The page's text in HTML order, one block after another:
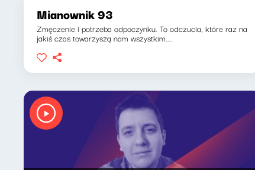
Mianownik 93
Zmęczenie i potrzeba odpoczynku. To odczucia, które raz na
jakiś czas towarzyszą nam wszystkim....